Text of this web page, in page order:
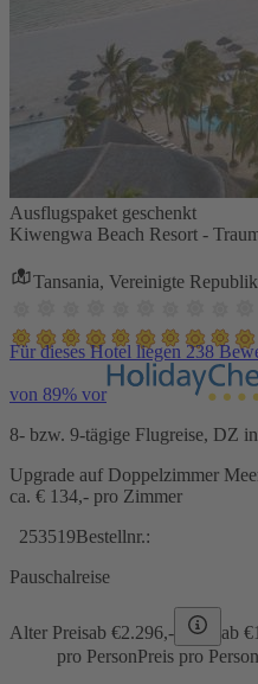
Ausflugspaket geschenkt
Kiwengwa Beach Resort -
Tansania, Vereinigte
Für dieses Hotel liegen 238
von 89% vor
8- bzw. 9-tägige Flugreise, DZ
Upgrade auf Doppelzimmer
ca. € 134,- pro Zimmer
253519Bestellnr.:
Pauschalreise
Alter Preisab €2.296,- ab €
pro PersonPreis pro Person